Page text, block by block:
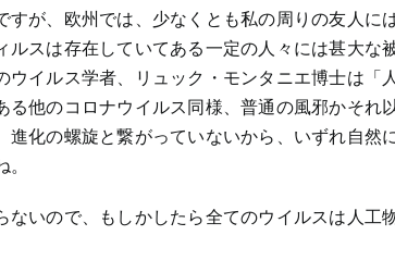
が、欧州では、少なくとも私の周りの友人に
スは存在していてある一定の人々には甚大な
イルス学者、リュック・モンタニエ博士は「
他のコロナウイルス同様、普通の風邪かそれ
化の螺旋と繋がっていないから、いずれ自然
いので、もしかしたら全てのウイルスは人工